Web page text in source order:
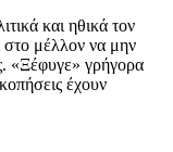
και ηθικά τον
μέλλον να μην
«Ξέφυγε» γρήγορα
έχουν